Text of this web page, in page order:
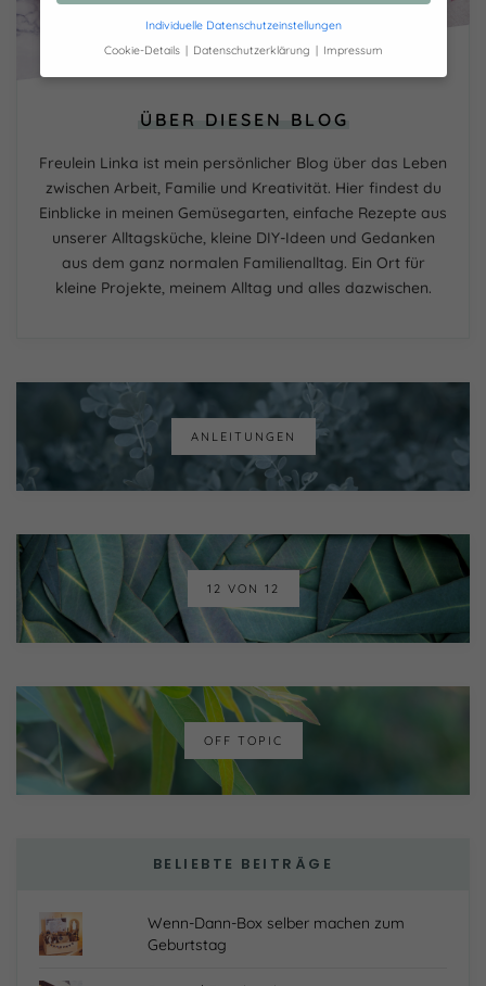
ÜBER DIESEN BLOG
Freulein Linka ist mein persönlicher Blog über das Leben
zwischen Arbeit, Familie und Kreativität. Hier findest du
Einblicke in meinen Gemüsegarten, einfache Rezepte aus
unserer Alltagsküche, kleine DIY-Ideen und Gedanken
aus dem ganz normalen Familienalltag. Ein Ort für
kleine Projekte, meinem Alltag und alles dazwischen.
ANLEITUNGEN
12 VON 12
OFF TOPIC
BELIEBTE BEITRÄGE
Wenn-Dann-Box selber machen zum
Geburtstag
Individuelle Datenschutzeinstellungen
Cookie-Details
Datenschutzerklärung Impressum
Datenschutzeinstellungen
Hier finden Sie eine Übersicht über alle
verwendeten Cookies. Sie können Ihre
oder sich weitere Informationen anzeigen
lassen und so nur bestimmte Cookies
Alle akzeptieren Speichern
Nur essenzielle Cookies akzeptieren
Essenziell (1)
Essenzielle Cookies ermöglichen grundlegende
Funktionen und sind für die einwandfreie Funktion der
Website erforderlich.
Cookie-Informationen anzeigen
Inhalte von Videoplattformen und Social-Media-
Plattformen werden standardmäßig blockiert. Wenn
Cookies von externen Medien akzeptiert werden, bedarf
der Zugriff auf diese Inhalte keiner manuellen Einwilligung
mehr.
powered by Borlabs Cookie Datenschutzerklärung Impressum